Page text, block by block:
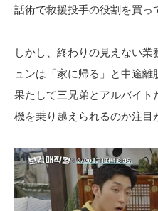
話術で救援投手の役割を買っ
しかし、終わりの見えない
ュンは「家に帰る」と中途離
果たして三兄弟とアルバイ
機を乗り越えられるのか注目